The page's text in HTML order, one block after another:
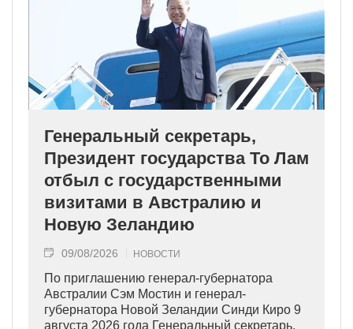
Генеральный секретарь,
Президент государства То Лам
отбыл с государственными
визитами в Австралию и
Новую Зеландию
09/08/2026 НОВОСТИ
По приглашению генерал-губернатора
Австралии Сэм Мостин и генерал-
губернатора Новой Зеландии Синди Киро 9
августа 2026 года Генеральный секретарь,